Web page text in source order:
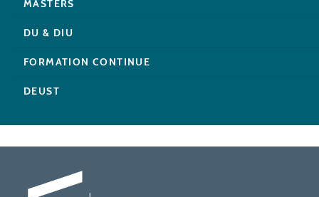
MASTERS
DU & DIU
FORMATION CONTINUE
DEUST